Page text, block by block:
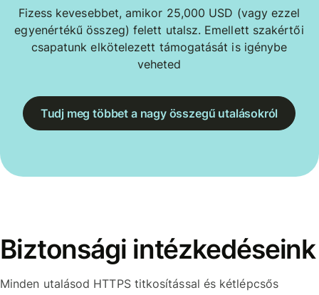
Fizess kevesebbet, amikor 25,000 USD (vagy ezzel
egyenértékű összeg) felett utalsz. Emellett szakértői
csapatunk elkötelezett támogatását is igénybe
veheted
Tudj meg többet a nagy összegű utalásokról
Biztonsági intézkedéseink
Minden utalásod HTTPS titkosítással és kétlépcsős